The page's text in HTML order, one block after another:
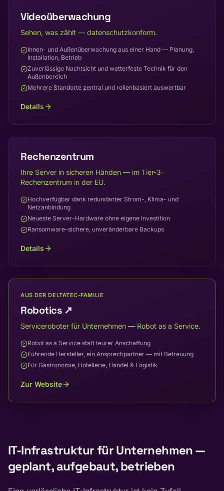
Videoüberwachung
Sehen, was zählt — datenschutzkonform.
Innen- und Außenüberwachung aus einer Hand — Planung,
Installation, Betrieb
Zuverlässige Nachtsicht und wetterfeste Technik für den
Außenbereich
Mehrere Standorte zentral und rollenbasiert auswertbar
Details
Rechenzentrum
Ihre Server in sicheren Händen — im Tier-3-
Rechenzentrum in der EU.
Hochverfügbar dank redundanter Strom-, Klima- und
Netzanbindung
Neueste Server-Hardware ohne eigene Investition
Ransomware-sichere, unveränderbare Backups
Details
AUS DER DELTATEC-FAMILIE
Robotics ↗
Serviceroboter für Unternehmen — Robot as a Service.
Robot as a Service statt teurer Anschaffung
Führende Hersteller, ein Ansprechpartner — mit Betreuung
Für Gastronomie, Hotellerie, Handel & Logistik
Zur Website
IT-Infrastruktur für Unternehmen —
geplant, aufgebaut, betrieben